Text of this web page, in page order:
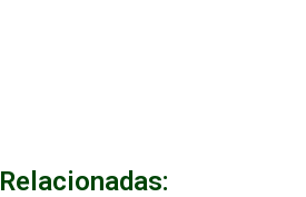
Relacionadas: